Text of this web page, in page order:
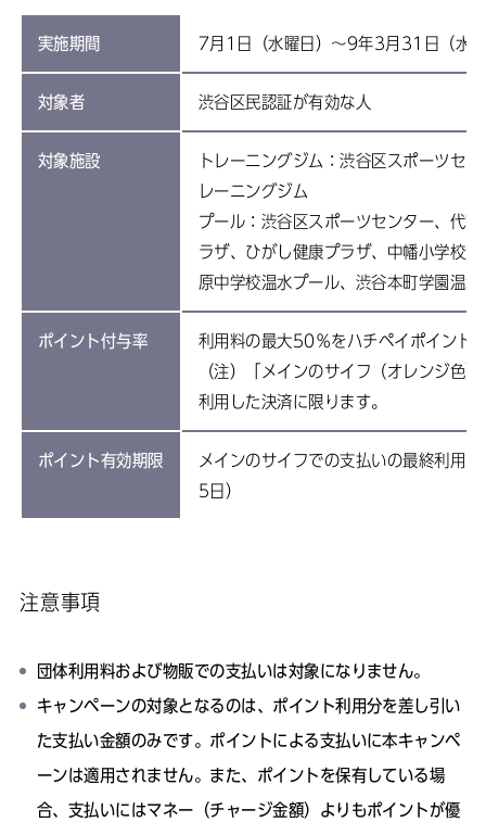
実施期間 7月1日（水曜日）～9年3月31日（水
対象者 渋谷区民認証が有効な人
対象施設
トレーニングジム：渋谷区スポーツセ
レーニングジム
プール：渋谷区スポーツセンター、代
ラザ、ひがし健康プラザ、中幡小学校
原中学校温水プール、渋谷本町学園温水
ポイント付与率
利用料の最大50％をハチペイポイント
（注）「メインのサイフ（オレンジ色
利用した決済に限ります。
ポイント有効期限
メインのサイフでの支払いの最終利用
5日）
注意事項
団体利用料および物販での支払いは対象になりません。
キャンペーンの対象となるのは、ポイント利用分を差し引い
た支払い金額のみです。ポイントによる支払いに本キャンペ
ーンは適用されません。また、ポイントを保有している場
合、支払いにはマネー（チャージ金額）よりもポイントが優